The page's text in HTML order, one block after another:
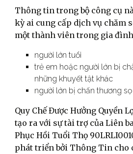
Thông tin trong bộ công cụ
kỳ ai cung cấp dịch vụ chăm
một thành viên trong gia
người lớn tuổi
trẻ em hoặc người lớn bị
những khuyết tật khác
người lớn bị chấn thương
Quy Chế Được Hưởng Quyền
tạo ra với sự tài trợ của Liên
Phục Hồi Tuổi Thọ
phát triển bởi Thông Tin cho